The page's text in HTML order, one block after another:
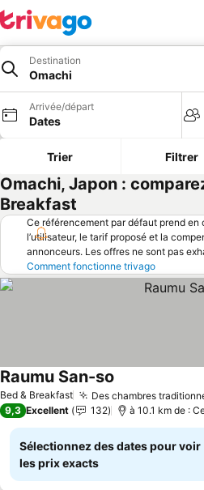
Destination
Omachi
Arrivée/départ
Dates
Trier Filtrer
Omachi, Japon :
Breakfast
Ce référencement par défaut prend en
l’utilisateur, le tarif proposé et la
annonceurs. Les offres ne sont pas
Comment fonctionne trivago
Bed & Breakfast Des chambres
Raumu San-so
9,3 Excellent 132 à 10.1 km de :
Sélectionnez des dates pour voir
les prix exacts